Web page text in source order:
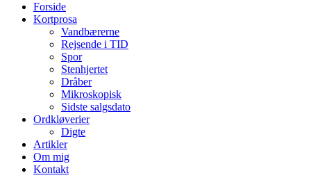
Forside
Kortprosa
Vandbærerne
Rejsende i TID
Spor
Stenhjertet
Dråber
Mikroskopisk
Sidste salgsdato
Ordkløverier
Digte
Artikler
Om mig
Kontakt